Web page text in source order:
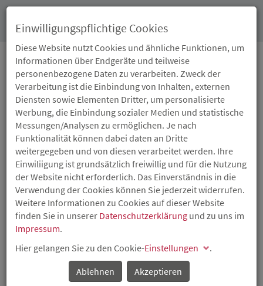
02.03.2021
DIGITALPAKT SCHULE:
2,8 MILLIONEN EURO
FÜR SCHULEN IM
RHEIN-LAHN-KREIS
Ministerpräsidentin Malu Dreyer überreicht
Förderbescheid
Einwilligungspflichtige Cookies
Diese Website nutzt Cookies und ähnliche Funktionen, um
Informationen über Endgeräte und teilweise
personenbezogene Daten zu verarbeiten. Zweck der
Verarbeitung ist die Einbindung von Inhalten, externen
Diensten sowie Elementen Dritter, um personalisierte
Werbung, die Einbindung sozialer Medien und statistische
Messungen/Analysen zu ermöglichen. Je nach
Funktionalität können dabei daten an Dritte
weitergegeben und von diesen verarbeitet werden. Ihre
Einwiliigung ist grundsätzlich freiwillig und für die Nutzung
der Website nicht erforderlich. Das Einverständnis in die
Verwendung der Cookies können Sie jederzeit widerrufen.
Weitere Informationen zu Cookies auf dieser Website
finden Sie in unserer Datenschutzerklärung und zu uns im
Impressum.
Hier gelangen Sie zu den Cookie-Einstellungen
.
Ablehnen
Akzeptieren